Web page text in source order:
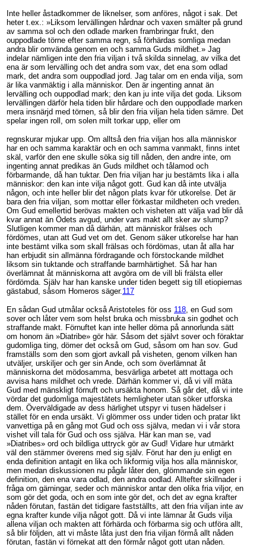
Inte heller åstadkommer de liknelser, som anföres, något i sak. Det
heter t.ex.: »Liksom lervällingen hårdnar och vaxen smälter på grund
av samma sol och den odlade marken frambringar frukt, den
ouppodlade törne efter samma regn, så förhärdas somliga medan
andra blir omvända genom en och samma Guds mildhet.» Jag
indelar nämligen inte den fria viljan i två skilda sinnelag, av vilka det
ena är som lervälling och det andra som vax, det ena som odlad
mark, det andra som ouppodlad jord. Jag talar om en enda vilja, som
är lika vanmäktig i alla människor. Den är ingenting annat än
lervälling och ouppodlad mark; den kan ju inte vilja det goda. Liksom
lervällingen därför hela tiden blir hårdare och den ouppodlade marken
mera insnärjd med törnen, så blir den fria viljan hela tiden sämre. Det
spelar ingen roll, om solen milt torkar upp, eller om
regnskurar mjukar upp. Om alltså den fria viljan hos alla människor
har en och samma karaktär och en och samma vanmakt, finns intet
skäl, varför den ene skulle söka sig till nåden, den andre inte, om
ingenting annat predikas än Guds mildhet och tålamod och
förbarmande, då han tuktar. Den fria viljan har ju bestämts lika i alla
människor: den kan inte vilja något gott. Gud kan då inte utvälja
någon, och inte heller blir det någon plats kvar för utkorelse. Det är
bara den fria viljan, som mottar eller förkastar mildheten och vreden.
Om Gud emellertid berövas makten och visheten att välja vad blir då
kvar annat än Ödets avgud, under vars makt allt sker av slump?
Slutligen kommer man då därhän, att människor frälses och
fördömes, utan att Gud vet om det. Genom säker utkorelse har han
inte bestämt vilka som skall frälsas och fördömas, utan åt alla har
han erbjudit sin allmänna fördragande och förstockande mildhet
liksom sin tuktande och straffande barmhärtighet. Så har han
överlämnat åt människorna att avgöra om de vill bli frälsta eller
fördömda. Själv har han kanske under tiden begett sig till etiopiernas
gästabud, såsom Homeros säger.117
En sådan Gud utmålar också Aristoteles för oss 118, en Gud som
sover och låter vem som helst bruka och missbruka sin godhet och
straffande makt. Förnuftet kan inte heller döma på annorlunda sätt
om honom än »Diatribe» gör här. Såsom det självt sover och föraktar
gudomliga ting, dömer det också om Gud, såsom om han sov. Gud
framställs som den som gjort avkall på visheten, genom vilken han
utväljer, urskiljer och ger sin Ande, och som överlämnat åt
människorna det mödosamma, besvärliga arbetet att mottaga och
avvisa hans mildhet och vrede. Därhän kommer vi, då vi vill mäta
Gud med mänskligt förnuft och ursäkta honom. Så går det, då vi inte
vördar det gudomliga majestätets hemligheter utan söker utforska
dem. Överväldigade av dess härlighet utspyr vi tusen hädelser i
stället för en enda ursäkt. Vi glömmer oss under tiden och pratar likt
vanvettiga på en gång mot Gud och oss själva, medan vi i vår stora
vishet vill tala för Gud och oss själva. Här kan man se, vad
»Diatribes» ord och bildliga uttryck gör av Gud! Vidare hur utmärkt
väl den stämmer överens med sig själv. Förut har den ju enligt en
enda definition antagit en lika och likformig vilja hos alla människor,
men medan diskussionen nu pågår låter den, glömmande sin egen
definition, den ena vara odlad, den andra oodlad. Alltefter skillnader i
fråga om gärningar, seder och människor antar den olika fria viljor, en
som gör det goda, och en som inte gör det, och det av egna krafter
nåden förutan, fastän det tidigare fastställts, att den fria viljan inte av
egna krafter kunde vilja något gott. Då vi inte lämnar åt Guds vilja
allena viljan och makten att förhärda och förbarma sig och utföra allt,
så blir följden, att vi måste låta just den fria viljan förmå allt nåden
förutan, fastän vi förnekat att den förmår något gott utan nåden.